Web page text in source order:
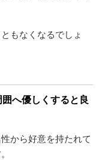
もなくなるでしょ
へ優しくすると良
から好意を持たれて